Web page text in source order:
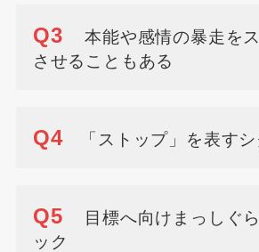
Q3
本能や感情の暴走を
させることもある
Q4「ストップ」を表すシ
Q5
目標へ向けまっしぐ
ック